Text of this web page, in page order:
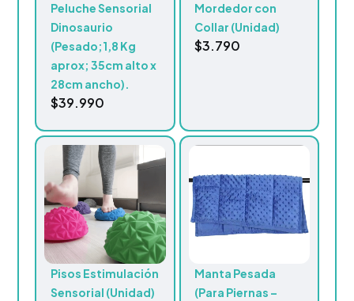
Peluche Sensorial
Dinosaurio
(Pesado;1,8 Kg
aprox; 35cm alto x
28cm ancho).
$39.990
Mordedor con
Collar (Unidad)
$3.790
Pisos Estimulación
Sensorial (Unidad)
Manta Pesada
(Para Piernas –